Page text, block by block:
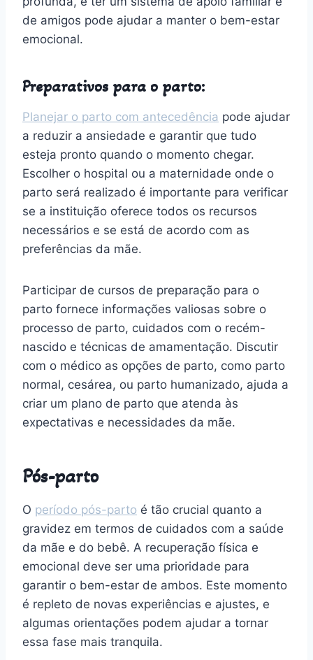
de amigos pode ajudar a manter o bem-estar
emocional.
Preparativos para o parto:
Planejar o parto com antecedência pode ajudar
a reduzir a ansiedade e garantir que tudo
esteja pronto quando o momento chegar.
Escolher o hospital ou a maternidade onde o
parto será realizado é importante para verificar
se a instituição oferece todos os recursos
necessários e se está de acordo com as
preferências da mãe.
Participar de cursos de preparação para o
parto fornece informações valiosas sobre o
processo de parto, cuidados com o recém-
nascido e técnicas de amamentação. Discutir
com o médico as opções de parto, como parto
normal, cesárea, ou parto humanizado, ajuda a
criar um plano de parto que atenda às
expectativas e necessidades da mãe.
Pós-parto
O período pós-parto é tão crucial quanto a
gravidez em termos de cuidados com a saúde
da mãe e do bebê. A recuperação física e
emocional deve ser uma prioridade para
garantir o bem-estar de ambos. Este momento
é repleto de novas experiências e ajustes, e
algumas orientações podem ajudar a tornar
essa fase mais tranquila.